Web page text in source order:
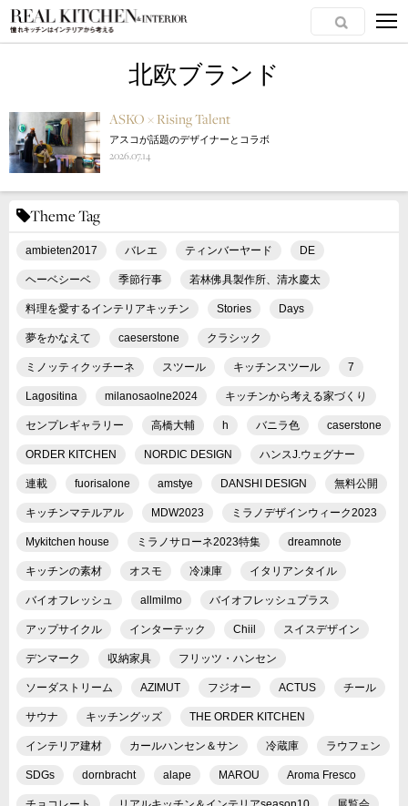
北欧ブランド
ASKO × Rising Talent
アスコが話題のデザイナーとコラボ
2026.07.14
Theme Tag
ambieten2017 バレエ ティンバーヤード DE
ヘーベシーベ 季節行事 若林佛具製作所、清水慶太
料理を愛するインテリアキッチン Stories Days
夢をかなえて caeserstone クラシック
ミノッティクッチーネ スツール キッチンスツール 7
Lagositina milanosaolne2024 キッチンから考える家づくり
センプレギャラリー 高橋大輔 h バニラ色 caserstone
ORDER KITCHEN NORDIC DESIGN ハンスJ.ウェグナー
連載 fuorisalone amstye DANSHI DESIGN 無料公開
キッチンマテルアル MDW2023 ミラノデザインウィーク2023
Mykitchen house ミラノサローネ2023特集 dreamnote
キッチンの素材 オスモ 冷凍庫 イタリアンタイル
バイオフレッシュ allmilmo バイオフレッシュプラス
アップサイクル インターテック Chiil スイスデザイン
デンマーク 収納家具 フリッツ・ハンセン
ソーダストリーム AZIMUT フジオー ACTUS チール
サウナ キッチングッズ THE ORDER KITCHEN
インテリア建材 カールハンセン＆サン 冷蔵庫 ラウフェン
SDGs dornbracht alape MAROU Aroma Fresco